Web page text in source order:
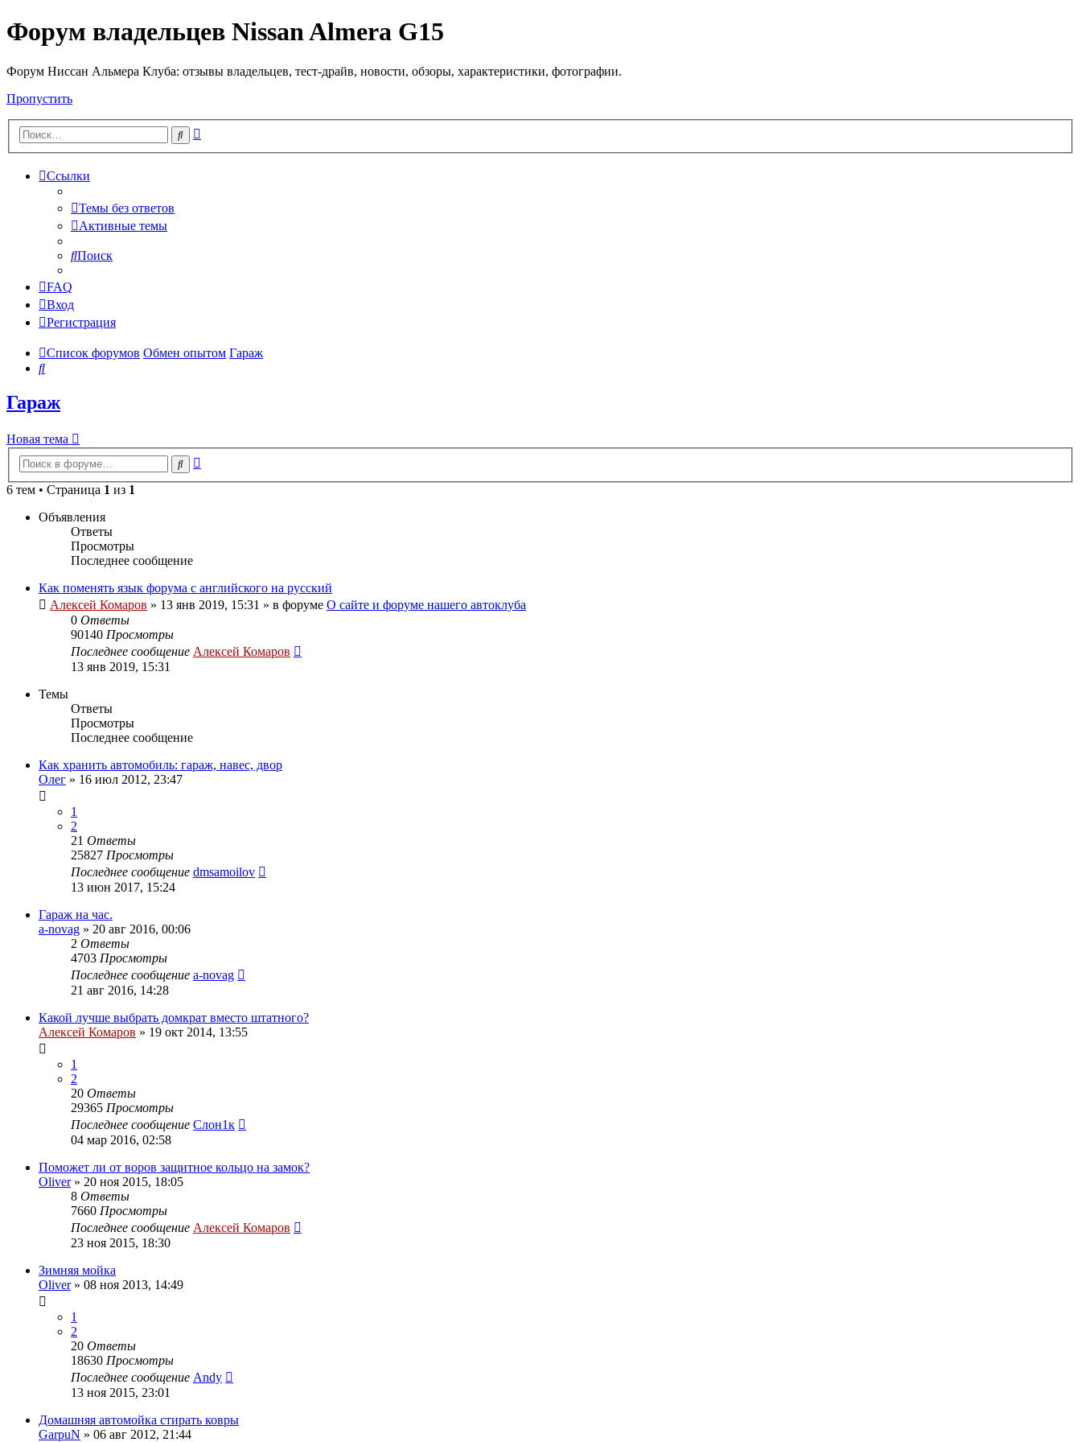
Форум владельцев Nissan Almera G15
Форум Ниссан Альмера Клуба: отзывы владельцев, тест-драйв, новости, обзоры, характеристики, фотографии.
Пропустить
Поиск
Ссылки
Темы без ответов
Активные темы
Поиск
FAQ
Вход
Регистрация
Список форумов Обмен опытом Гараж
Поиск
Гараж
Новая тема
Поиск
6 тем • Страница 1 из 1
Объявления
Ответы
Просмотры
Последнее сообщение
Как поменять язык форума с английского на русский
Алексей Комаров » 13 янв 2019, 15:31 » в форуме О сайте и форуме нашего автоклуба
0 Ответы
90140 Просмотры
Последнее сообщение Алексей Комаров
13 янв 2019, 15:31
Темы
Ответы
Просмотры
Последнее сообщение
Как хранить автомобиль: гараж, навес, двор
Олег » 16 июл 2012, 23:47
1
2
21 Ответы
25827 Просмотры
Последнее сообщение dmsamoilov
13 июн 2017, 15:24
Гараж на час.
a-novag » 20 авг 2016, 00:06
2 Ответы
4703 Просмотры
Последнее сообщение a-novag
21 авг 2016, 14:28
Какой лучше выбрать домкрат вместо штатного?
Алексей Комаров » 19 окт 2014, 13:55
1
2
20 Ответы
29365 Просмотры
Последнее сообщение Слон1к
04 мар 2016, 02:58
Поможет ли от воров защитное кольцо на замок?
Oliver» 20 ноя 2015, 18:05
8 Ответы
7660 Просмотры
Последнее сообщение Алексей Комаров
23 ноя 2015, 18:30
Зимняя мойка
Oliver» 08 ноя 2013, 14:49
1
2
20 Ответы
18630 Просмотры
Последнее сообщение Andy
13 ноя 2015, 23:01
Домашняя автомойка стирать ковры
GarpuN » 06 авг 2012, 21:44